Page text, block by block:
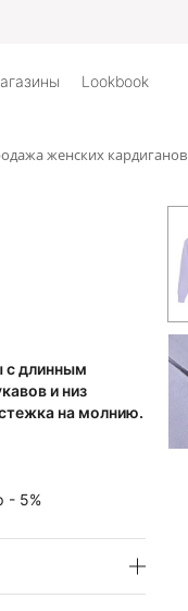
Lookbook
женских кардиганов
с длинным
и низ
на молнию.
- 5%